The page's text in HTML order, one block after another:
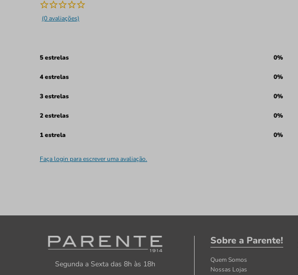
(0 avaliações)
5 estrelas 0%
4 estrelas 0%
3 estrelas 0%
2 estrelas 0%
1 estrela 0%
Faça login para escrever uma avaliação.
Segunda a Sexta das 8h às 18h
Sobre a Parente!
Quem Somos
Nossas Lojas